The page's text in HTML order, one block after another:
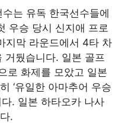
는 유독 한국선수들에
우승 당시 신지애 프로
지막 라운드에서 4타 차
거뒀습니다. 일본 골프
로 화제를 모았고 일본
‘유일한 아마추어 우승
. 일본 하타오카 나사
.